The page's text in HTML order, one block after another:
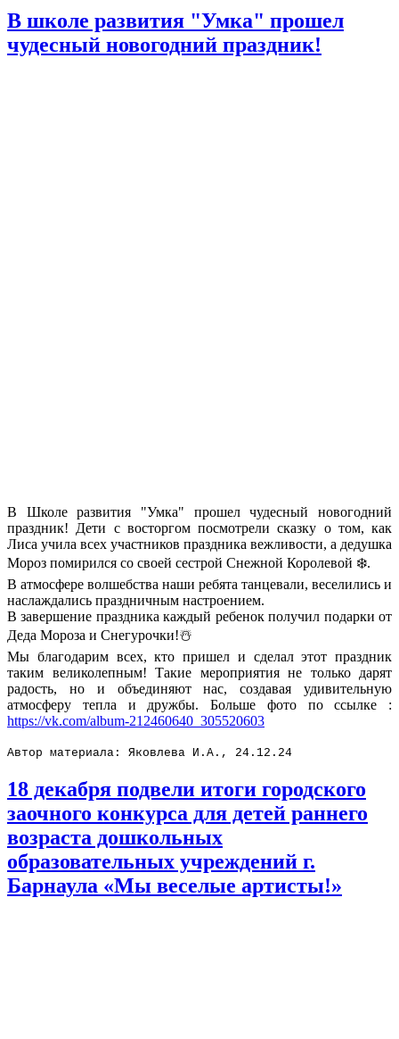
В школе развития "Умка" прошел
чудесный новогодний праздник!
В Школе развития "Умка" прошел чудесный новогодний
праздник! Дети с восторгом посмотрели сказку о том, как
Лиса учила всех участников праздника вежливости, а дедушка
Мороз помирился со своей сестрой Снежной Королевой ❄️.
В атмосфере волшебства наши ребята танцевали, веселились и
наслаждались праздничным настроением.
В завершение праздника каждый ребенок получил подарки от
Деда Мороза и Снегурочки!☃️
Мы благодарим всех, кто пришел и сделал этот праздник
таким великолепным! Такие мероприятия не только дарят
радость, но и объединяют нас, создавая удивительную
атмосферу тепла и дружбы. Больше фото по ссылке :
https://vk.com/album-212460640_305520603
Автор материала: Яковлева И.А., 24.12.24
18 декабря подвели итоги городского
заочного конкурса для детей раннего
возраста дошкольных
образовательных учреждений г.
Барнаула «Мы веселые артисты!»